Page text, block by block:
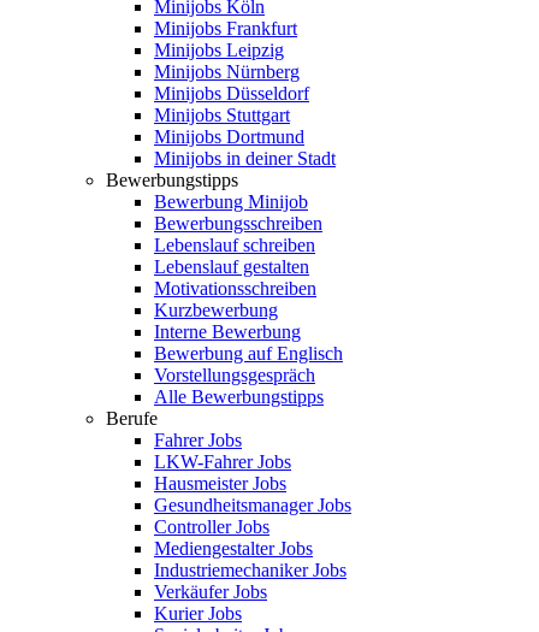
Minijobs Köln
Minijobs Frankfurt
Minijobs Leipzig
Minijobs Nürnberg
Minijobs Düsseldorf
Minijobs Stuttgart
Minijobs Dortmund
Minijobs in deiner Stadt
Bewerbungstipps
Bewerbung Minijob
Bewerbungsschreiben
Lebenslauf schreiben
Lebenslauf gestalten
Motivationsschreiben
Kurzbewerbung
Interne Bewerbung
Bewerbung auf Englisch
Vorstellungsgespräch
Alle Bewerbungstipps
Berufe
Fahrer Jobs
LKW-Fahrer Jobs
Hausmeister Jobs
Gesundheitsmanager Jobs
Controller Jobs
Mediengestalter Jobs
Industriemechaniker Jobs
Verkäufer Jobs
Kurier Jobs